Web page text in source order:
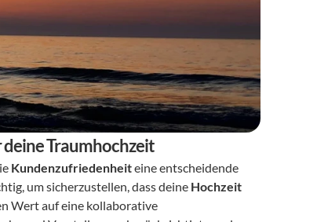
Traumhochzeit
Kundenzufriedenheit eine entscheidende
um sicherzustellen, dass deine Hochzeit
Wert auf eine kollaborative